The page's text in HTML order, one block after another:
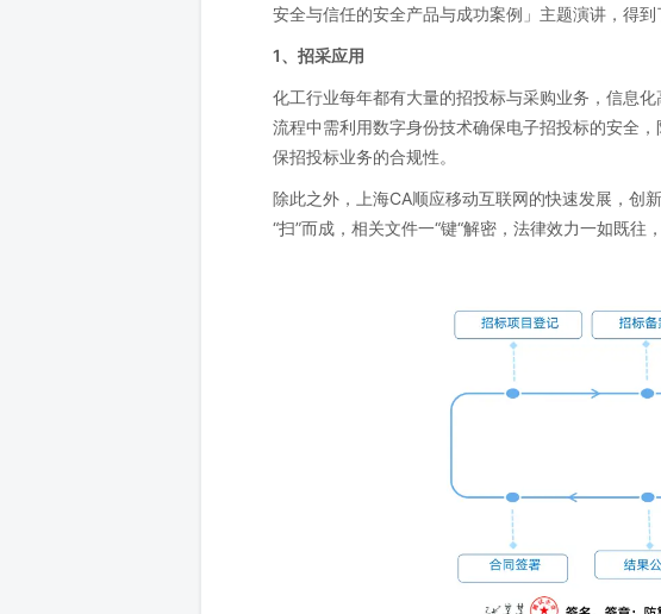
安全与信任的安全产品与成功案例」主题演讲，得到
1、招采应用
化工行业每年都有大量的招投标与采购业务，信息
流程中需利用数字身份技术确保电子招投标的安全
保招投标业务的合规性。
除此之外，上海CA顺应移动互联网的快速发展，创
“扫”而成，相关文件一“键“解密，法律效力一如既往